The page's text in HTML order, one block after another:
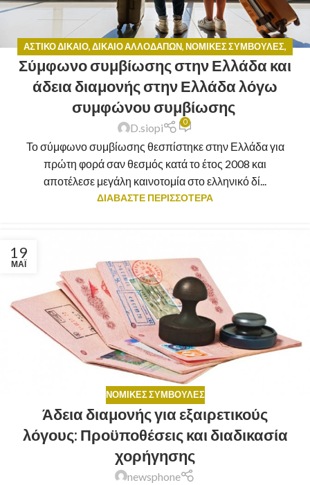
ΑΣΤΙΚΌ ΔΊΚΑΙΟ,ΔΊΚΑΙΟ ΑΛΛΟΔΑΠΏΝ,ΝΟΜΙΚΈΣ ΣΥΜΒΟΥΛΈΣ,
ΟΙΚΟΓΕΝΕΙΑΚΌ ΔΊΚΑΙΟ
Σύμφωνο συμβίωσης στην Ελλάδα και
άδεια διαμονής στην Ελλάδα λόγω
συμφώνου συμβίωσης
D.siopi 0
Το σύμφωνο συμβίωσης θεσπίστηκε στην Ελλάδα για
πρώτη φορά σαν θεσμός κατά το έτος 2008 και
αποτέλεσε μεγάλη καινοτομία στο ελληνικό δί...
ΔΙΑΒΑΣΤΕ ΠΕΡΙΣΣΟΤΕΡΑ
19
ΜΆΙ
ΝΟΜΙΚΈΣ ΣΥΜΒΟΥΛΈΣ
Άδεια διαμονής για εξαιρετικούς
λόγους: Προϋποθέσεις και διαδικασία
χορήγησης
newsphone